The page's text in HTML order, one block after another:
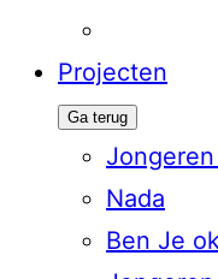
Projecten
Ga terug
Nada
Ben Je